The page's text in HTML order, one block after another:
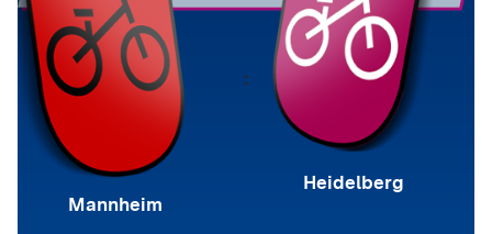
:
Mannheim
Heidelberg
Cookie Laufzeit:
Variiert je nach Cookie (Session bis zu 2 Jahre)